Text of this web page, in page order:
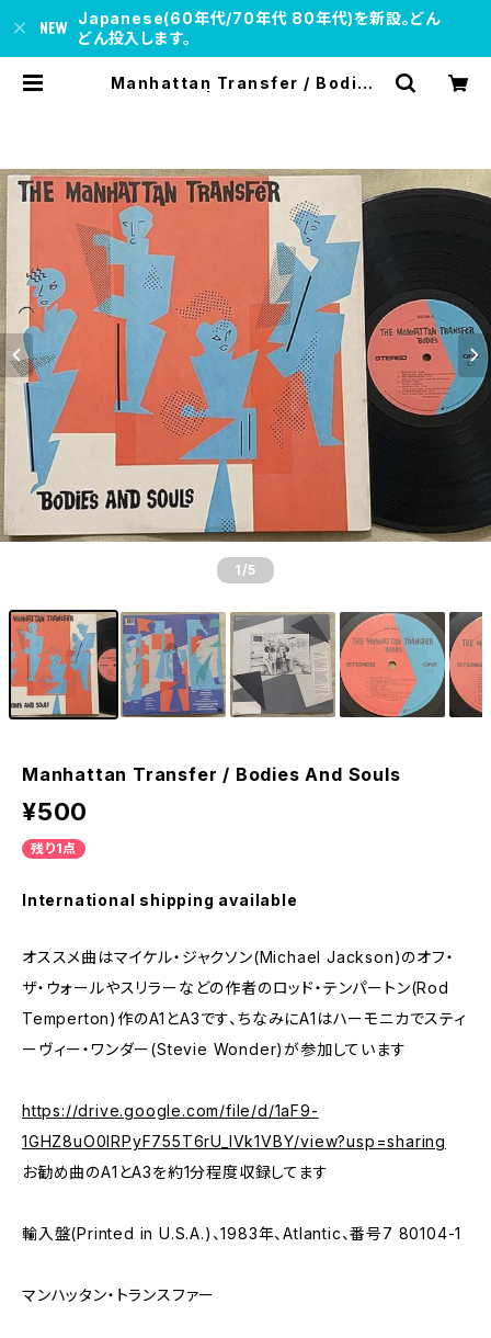
Japanese(60年代/70年代 80年代)を新設。どん
どん投入します。
Manhattan Transfer / Bodies
1 /5
Manhattan Transfer / Bodies And Souls
¥500
残り1点
International shipping available
オススメ曲はマイケル・ジャクソン(Michael Jackson)のオフ・
ザ・ウォールやスリラーなどの作者のロッド・テンパートン(Rod
Temperton)作のA1とA3です、ちなみにA1はハーモニカでスティ
ーヴィー・ワンダー(Stevie Wonder)が参加しています
https://drive.google.com/file/d/1aF9-
1GHZ8uO0IRPyF755T6rU_IVk1VBY/view?usp=sharing
お勧め曲のA1とA3を約1分程度収録してます
輸入盤(Printed in U.S.A.)、1983年、Atlantic、番号7 80104-1
マンハッタン・トランスファー